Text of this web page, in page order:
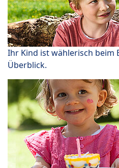
Ihr Kind ist wählerisch beim
Überblick.